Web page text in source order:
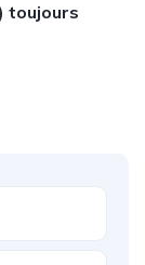
toujours